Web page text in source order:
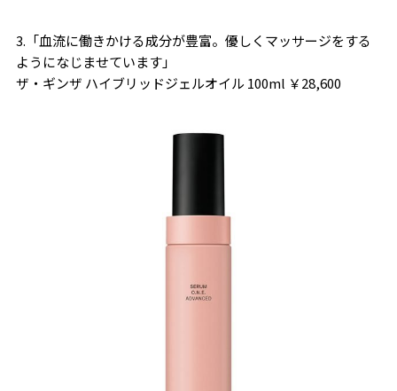
3.「血流に働きかける成分が豊富。優しくマッサージをする
ようになじませています」
ザ・ギンザ ハイブリッドジェルオイル 100ml ￥28,600